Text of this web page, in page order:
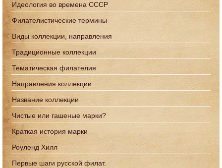
Идеология во времена СССР
Филателистические термины
Виды коллекции, направления
Традиционные коллекции
Тематическая филателия
Направления коллекции
Название коллекции
Чистые или гашеные марки?
Краткая история марки
Роуленд Хилл
Первые шаги русской филат.